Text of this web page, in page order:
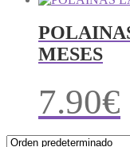
MESES
7.90€